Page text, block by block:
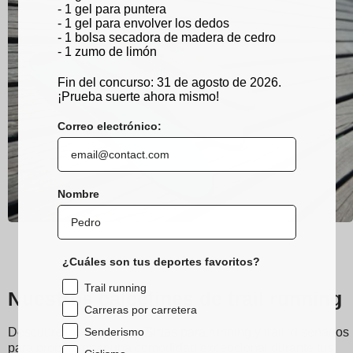
Nuestros calcetines de trail running
Descubre los calcetines Sidas para running y trail, diseñados
para proporcionar una comodidad excepcional durante tus
- 1 gel para puntera
- 1 gel para envolver los dedos
- 1 bolsa secadora de madera de cedro
- 1 zumo de limón
Fin del concurso: 31 de agosto de 2026.
¡Prueba suerte ahora mismo!
Correo electrónico:
Nombre
¿Cuáles son tus deportes favoritos?
Trail running
Carreras por carretera
Senderismo